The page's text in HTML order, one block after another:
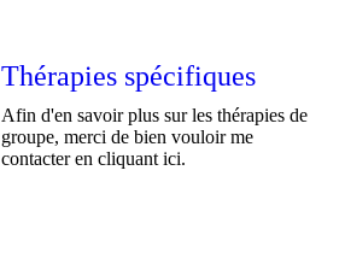
Thérapies spécifiques
Afin d'en savoir plus sur les thérapies de
groupe, merci de bien vouloir me
contacter en cliquant ici.